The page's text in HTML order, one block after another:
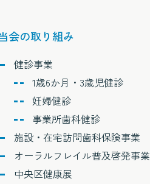
会の取り組み
健診事業
1歳6か月・3歳児健診
妊婦健診
事業所歯科健診
施設・在宅訪問歯科保険事業
オーラルフレイル普及啓発事業
中央区健康展